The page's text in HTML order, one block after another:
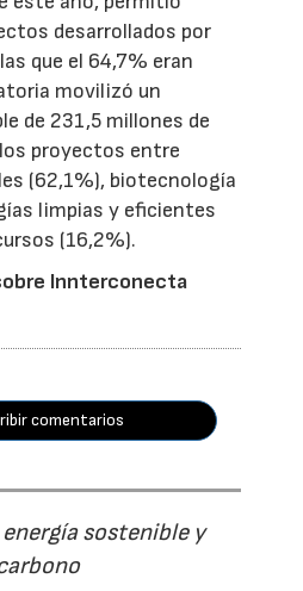
desarrollados por
que el 64,7% eran
movilizó un
de 231,5 millones de
proyectos entre
(62,1%), biotecnología
limpias y eficientes
(16,2%).
Innterconecta
comentarios
sostenible y